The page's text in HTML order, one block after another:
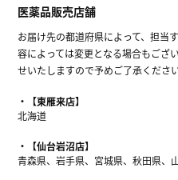
医薬品販売店舗
お届け先の都道府県によって、担当
容によっては変更となる場合もござ
せいたしますので予めご了承ください
【東雁来店】
北海道
【仙台岩沼店】
青森県、岩手県、宮城県、秋田県、